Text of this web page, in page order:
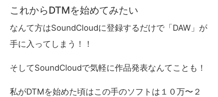
これからDTMを始めてみたい
なんて方はSoundCloudに登録するだけで「DAW」が
手に入ってしまう！！
そしてSoundCloudで気軽に作品発表なんてことも！
私がDTMを始めた頃はこの手のソフトは１０万〜２